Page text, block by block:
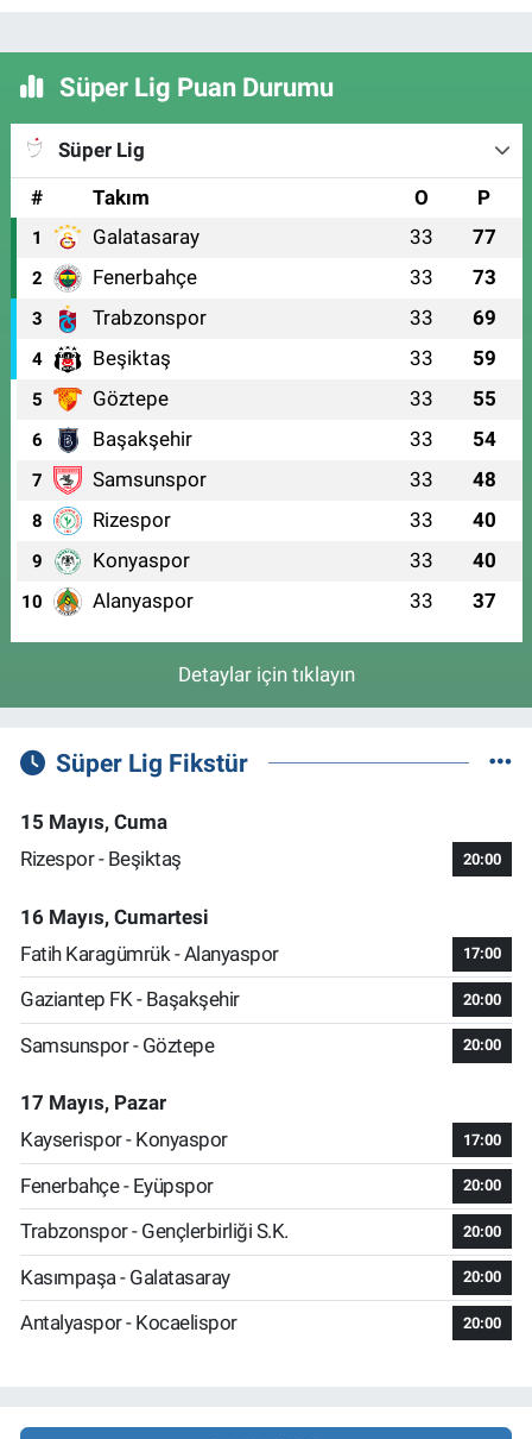
Süper Lig Puan Durumu
Süper Lig
#
Takım O P
1 Galatasaray 33 77
2 Fenerbahçe 33 73
3 Trabzonspor 33 69
4 Beşiktaş 33 59
5 Göztepe 33 55
6 Başakşehir 33 54
7 Samsunspor 33 48
8 Rizespor 33 40
9 Konyaspor 33 40
10 Alanyaspor 33 37
Detaylar için tıklayın
Süper Lig Fikstür
15 Mayıs, Cuma
Rizespor - Beşiktaş
20:00
16 Mayıs, Cumartesi
Fatih Karagümrük - Alanyaspor
17:00
Gaziantep FK - Başakşehir 20:00
Samsunspor - Göztepe 20:00
17 Mayıs, Pazar
Kayserispor - Konyaspor
17:00
Fenerbahçe - Eyüpspor 20:00
Trabzonspor - Gençlerbirliği S.K. 20:00
Kasımpaşa - Galatasaray 20:00
Antalyaspor - Kocaelispor 20:00